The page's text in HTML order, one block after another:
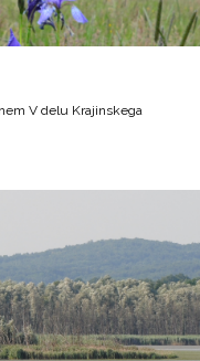
V delu Krajinskega